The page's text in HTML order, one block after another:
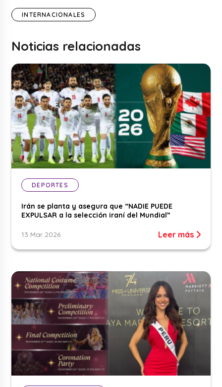
INTERNACIONALES
Noticias relacionadas
DEPORTES
Irán se planta y asegura que “NADIE PUEDE
EXPULSAR a la selección iraní del Mundial”
13 Mar 2026 Leer más